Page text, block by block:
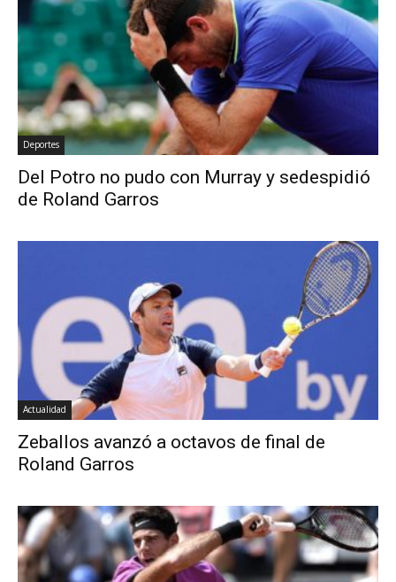
Deportes
Del Potro no pudo con Murray y sedespidió
de Roland Garros
Actualidad
Zeballos avanzó a octavos de final de
Roland Garros